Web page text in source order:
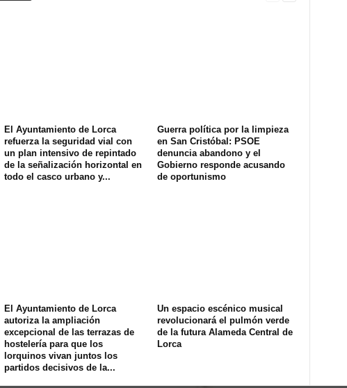
El Ayuntamiento de Lorca
refuerza la seguridad vial con
un plan intensivo de repintado
de la señalización horizontal en
todo el casco urbano y...
Guerra política por la limpieza
en San Cristóbal: PSOE
denuncia abandono y el
Gobierno responde acusando
de oportunismo
El Ayuntamiento de Lorca
autoriza la ampliación
excepcional de las terrazas de
hostelería para que los
lorquinos vivan juntos los
partidos decisivos de la...
Un espacio escénico musical
revolucionará el pulmón verde
de la futura Alameda Central de
Lorca